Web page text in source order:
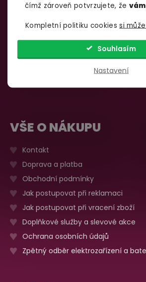
čímž zároveň potvrzujete, že
Kompletní politiku cookiessi
Nastavení
Souhlasím
info@yoo.cz
735 876 206
7:00 –
Sobota,
Zavřeno
VŠE O NÁKUPU
Kontakt
Doprava a platba
Obchodní podmínky
Jak postupovat při reklamaci
Jak postupovat při vracení zboží
Doplňkové služby a slevové akce
Ochrana osobních údajů
Zpětný odběr elektrozařízení a